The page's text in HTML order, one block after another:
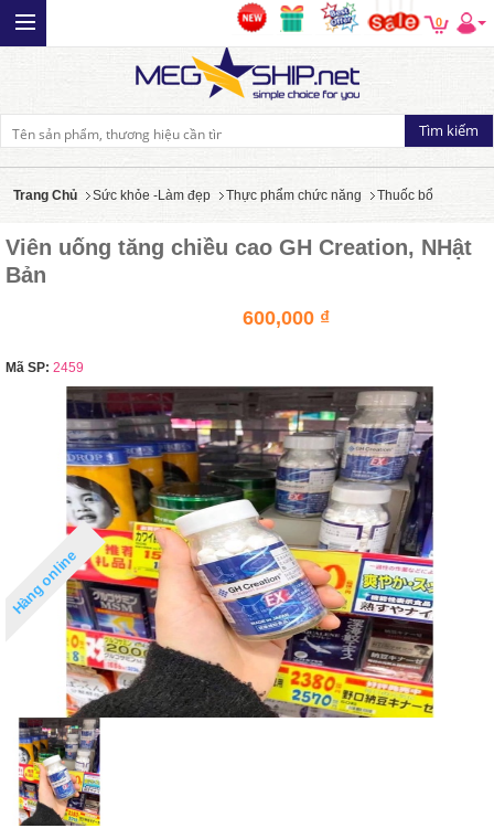
0
Trang Chủ Sức khỏe -Làm đẹp Thực phẩm chức năng Thuốc bổ
Viên uống tăng chiều cao GH Creation, NHật
Bản
600,000 ₫
Mã SP: 2459
Hàng online